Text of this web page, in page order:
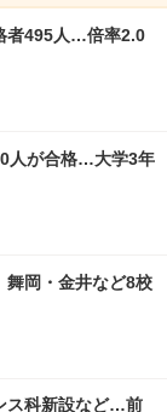
者495人…倍率2.0
人が合格…大学3年
舞岡・金井など8校
ス科新設など…前